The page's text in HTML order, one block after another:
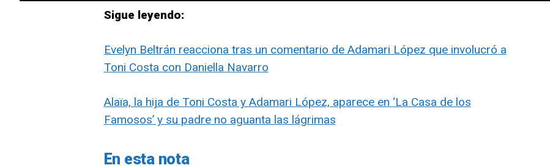
Sigue leyendo:
Evelyn Beltrán reacciona tras un comentario de Adamari López que involucró a
Toni Costa con Daniella Navarro
Alaïa, la hija de Toni Costa y Adamari López, aparece en ‘La Casa de los
Famosos’ y su padre no aguanta las lágrimas
En esta nota